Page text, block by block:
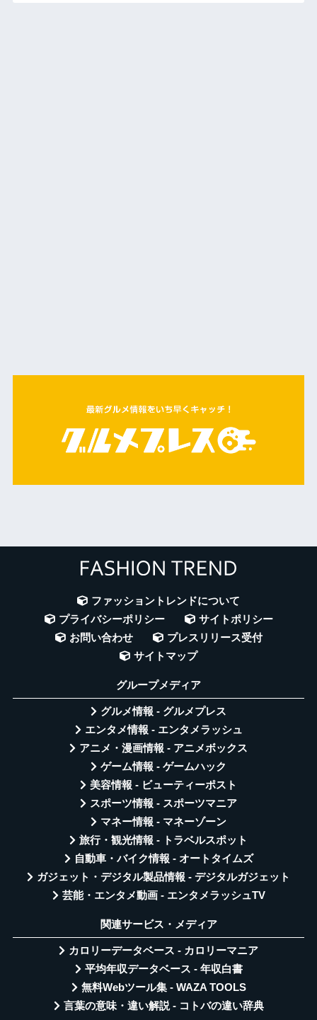
ファッショントレンドについて
プライバシーポリシー
サイトポリシー
お問い合わせ
プレスリリース受付
サイトマップ
グループメディア
グルメ情報 - グルメプレス
エンタメ情報 - エンタメラッシュ
アニメ・漫画情報 - アニメボックス
ゲーム情報 - ゲームハック
美容情報 - ビューティーポスト
スポーツ情報 - スポーツマニア
マネー情報 - マネーゾーン
旅行・観光情報 - トラベルスポット
自動車・バイク情報 - オートタイムズ
ガジェット・デジタル製品情報 - デジタルガジェット
芸能・エンタメ動画 - エンタメラッシュTV
関連サービス・メディア
カロリーデータベース - カロリーマニア
平均年収データベース - 年収白書
無料Webツール集 - WAZA TOOLS
言葉の意味・違い解説 - コトバの違い辞典